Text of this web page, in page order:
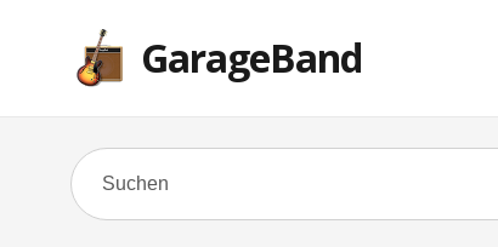
GarageBand